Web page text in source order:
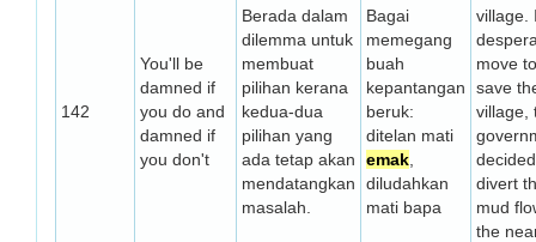
142
You'll be
damned if
you do and
damned if
you don't
Berada dalam
dilemma untuk
membuat
pilihan kerana
kedua-dua
pilihan yang
ada tetap akan
mendatangkan
masalah.
Bagai
memegang
buah
kepantangan
beruk:
ditelan mati
emak
diludahkan
mati bapa
village.
move to
save
village,
divert
mud
the